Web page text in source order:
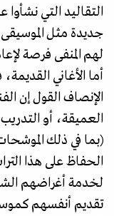
التقاليد التي
جديدة مثل الموسيقى
لهم المنفى فرصة
أما الأغاني
الإنصاف القول إن
العميقة، أو
(بما في ذلك
الحفاظ على هذا
لخدمة أغراضهم
تقديم أنفسهم